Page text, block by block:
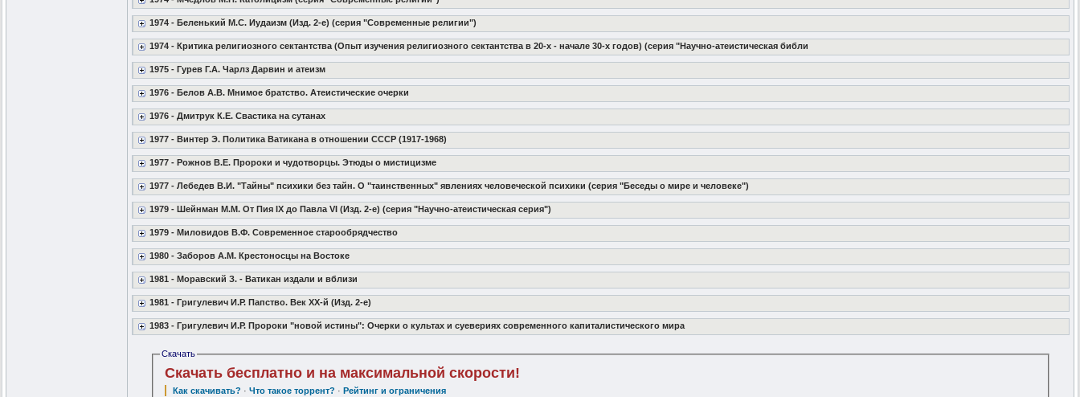
1974 - Беленький М.С. Иудаизм (Изд. 2-е) (серия "Современные религии")
1974 - Критика религиозного сектантства (Опыт изучения религиозного сектантства в 20-х - начале 30-х годов) (серия "Научно-атеистическая библи
1975 - Гурев Г.А. Чарлз Дарвин и атеизм
1976 - Белов А.В. Мнимое братство. Атеистические очерки
1976 - Дмитрук К.Е. Свастика на сутанах
1977 - Винтер Э. Политика Ватикана в отношении СССР (1917-1968)
1977 - Рожнов В.Е. Пророки и чудотворцы. Этюды о мистицизме
1977 - Лебедев В.И. "Тайны" психики без тайн. О "таинственных" явлениях человеческой психики (серия "Беседы о мире и человеке")
1979 - Шейнман М.М. От Пия IX до Павла VI (Изд. 2-е) (серия "Научно-атеистическая серия")
1979 - Миловидов В.Ф. Современное старообрядчество
1980 - Заборов А.М. Крестоносцы на Востоке
1981 - Моравский З. - Ватикан издали и вблизи
1981 - Григулевич И.Р. Папство. Век XX-й (Изд. 2-е)
1983 - Григулевич И.Р. Пророки "новой истины": Очерки о культах и суевериях современного капиталистического мира
Скачать
Скачать бесплатно и на максимальной скорости!
Как скачивать? ·Что такое торрент? · Рейтинг и ограничения